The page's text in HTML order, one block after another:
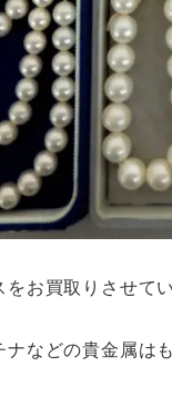
お買取りさせて
などの貴金属は